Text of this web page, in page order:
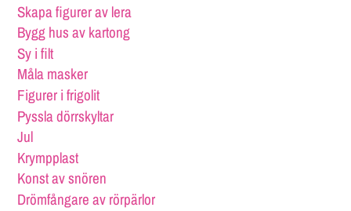
Skapa figurer av lera
Bygg hus av kartong
Sy i filt
Måla masker
Figurer i frigolit
Pyssla dörrskyltar
Jul
Krympplast
Konst av snören
Drömfångare av rörpärlor